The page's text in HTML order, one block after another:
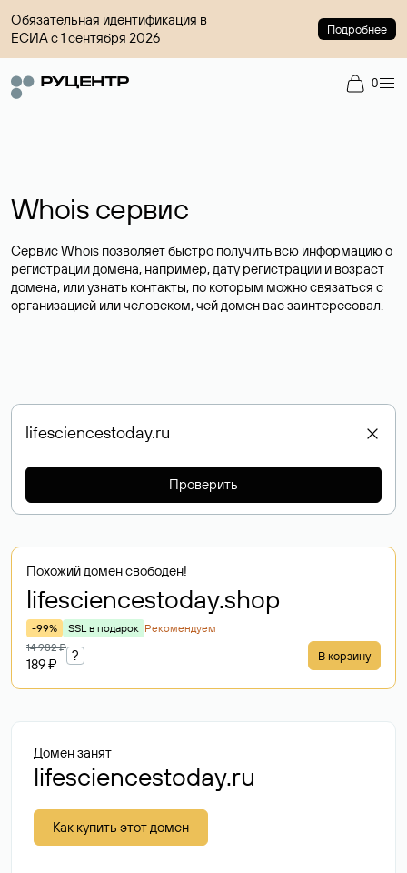
Обязательная идентификация в
ЕСИА с 1 сентября 2026
Подробнее
0
Whois сервис
Сервис Whois позволяет быстро получить всю информацию о
регистрации домена, например, дату регистрации и возраст
домена, или узнать контакты, по которым можно связаться с
организацией или человеком, чей домен вас заинтересовал.
Проверить
Похожий домен свободен!
lifesciencestoday.shop
-99% SSL в подарок Рекомендуем
14 982 ₽
189 ₽
? В корзину
Домен занят
lifesciencestoday.ru
Как купить этот домен